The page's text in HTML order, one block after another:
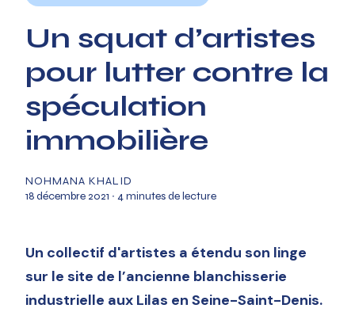
Un squat d’artistes
pour lutter contre la
spéculation
immobilière
NOHMANA KHALID
18 décembre 2021 ∙ 4 minutes de lecture
Un collectif d'artistes a étendu son linge
sur le site de l’ancienne blanchisserie
industrielle aux Lilas en Seine-Saint-Denis.